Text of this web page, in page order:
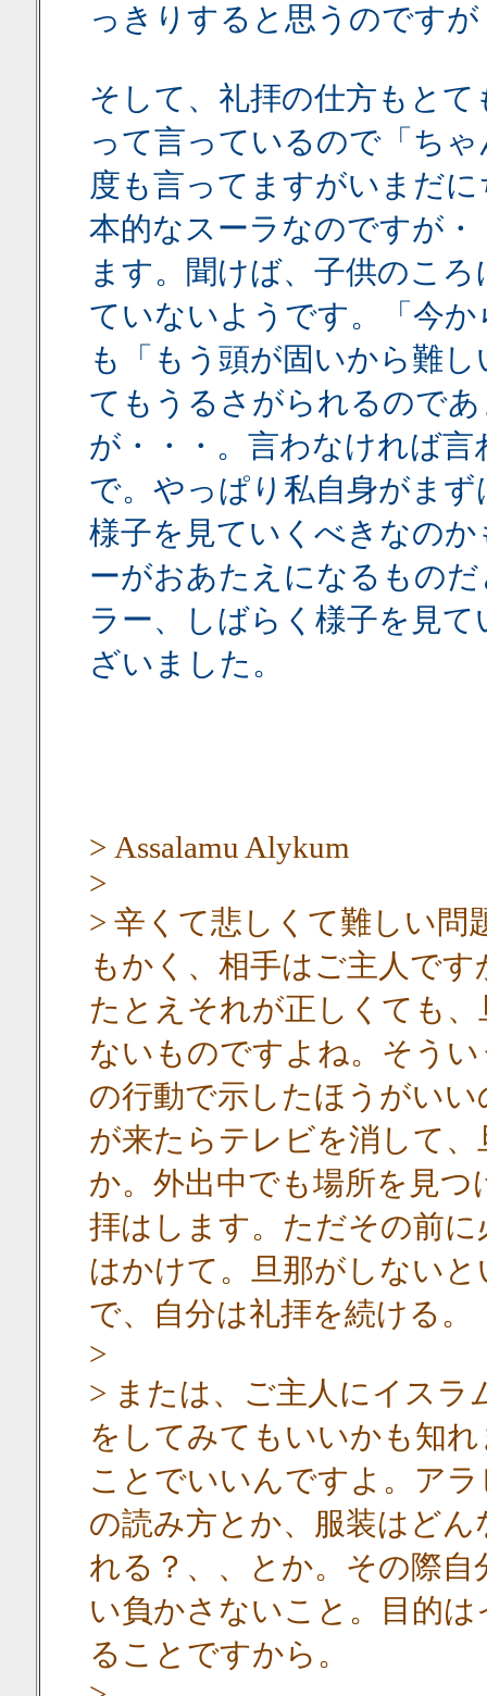
っきりすると思うのですが
そして、礼拝の仕方もと
って言っているので「ち
度も言ってますがいまだ
本的なスーラなのですが
ます。聞けば、子供のこ
ていないようです。「今
も「もう頭が固いから難
てもうるさがられるので
が・・・。言わなければ
で。やっぱり私自身がま
様子を見ていくべきなの
ーがおあたえになるもの
ラー、しばらく様子を見
ざいました。
> Assalamu Alykum
>
> 辛くて悲しくて難しい問
もかく、相手はご主人で
たとえそれが正しくても
ないものですよね。そう
の行動で示したほうがい
が来たらテレビを消して
か。外出中でも場所を見
拝はします。ただその前
はかけて。旦那がしない
で、自分は礼拝を続ける。
>
> または、ご主人にイスラ
をしてみてもいいかも知
ことでいいんですよ。ア
の読み方とか、服装はど
れる？、、とか。その際
い負かさないこと。目的
ることですから。